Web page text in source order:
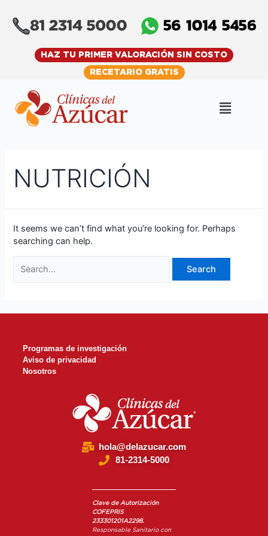
content
HAZ TU PRIMER VALORACIÓN SIN COSTO
RECETARIO GRATIS
Menu
NUTRICIÓN
It seems we can’t find what you’re looking for. Perhaps
searching can help.
for:
Programas de investigación
Aviso de privacidad
Nosotros
hola@delazucar.com
81-2314-5000
Clave de Autorización
COFEPRIS
233301201A2298.
Responsable Sanitario con